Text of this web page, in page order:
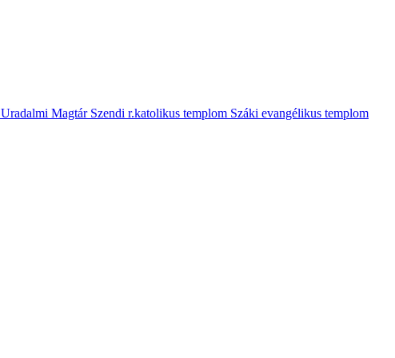
Uradalmi Magtár Szendi r.katolikus templom Száki evangélikus templom